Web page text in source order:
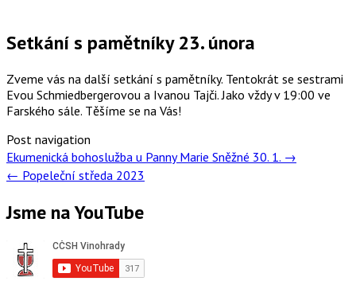
Setkání s pamětníky 23. února
Zveme vás na další setkání s pamětníky. Tentokrát se sestrami
Evou Schmiedbergerovou a Ivanou Tajči. Jako vždy v 19:00 ve
Farského sále. Těšíme se na Vás!
Post navigation
Ekumenická bohoslužba u Panny Marie Sněžné 30. 1. →
← Popeleční středa 2023
Jsme na YouTube